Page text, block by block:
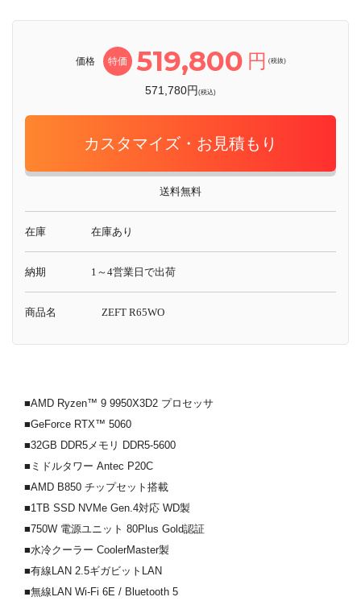
価格 特価 519,800 円 (税抜)
571,780円(税込)
カスタマイズ・お見積もり
送料無料
在庫 在庫あり
納期 1～4営業日で出荷
商品名 ZEFT R65WO
■AMD Ryzen™ 9 9950X3D2 プロセッサ
■GeForce RTX™ 5060
■32GB DDR5メモリ DDR5-5600
■ミドルタワー Antec P20C
■AMD B850 チップセット搭載
■1TB SSD NVMe Gen.4対応 WD製
■750W 電源ユニット 80Plus Gold認証
■水冷クーラー CoolerMaster製
■有線LAN 2.5ギガビットLAN
■無線LAN Wi-Fi 6E / Bluetooth 5